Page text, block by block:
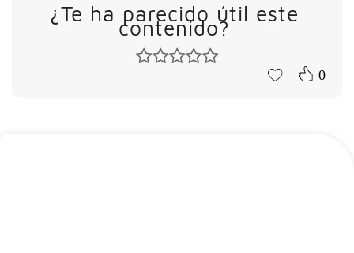
¿Te ha parecido útil este
contenido?
0